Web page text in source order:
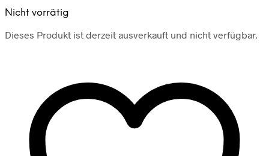
Nicht vorrätig
Dieses Produkt ist derzeit ausverkauft und nicht verfügbar.